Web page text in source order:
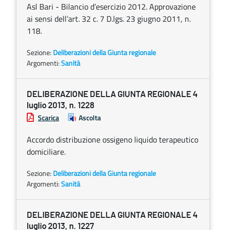
Asl Bari - Bilancio d’esercizio 2012. Approvazione
ai sensi dell’art. 32 c. 7 D.lgs. 23 giugno 2011, n.
118.
Sezione: Deliberazioni della Giunta regionale
Argomenti:Sanità
DELIBERAZIONE DELLA GIUNTA REGIONALE 4
luglio 2013, n. 1228
Scarica Ascolta
Accordo distribuzione ossigeno liquido terapeutico
domiciliare.
Sezione: Deliberazioni della Giunta regionale
Argomenti:Sanità
DELIBERAZIONE DELLA GIUNTA REGIONALE 4
luglio 2013, n. 1227